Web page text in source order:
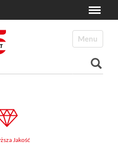
Toggle
Jakość